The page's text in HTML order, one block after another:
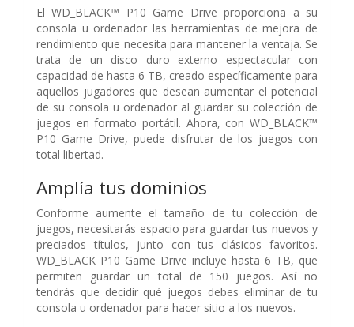
El WD_BLACK™ P10 Game Drive proporciona a su
consola u ordenador las herramientas de mejora de
rendimiento que necesita para mantener la ventaja. Se
trata de un disco duro externo espectacular con
capacidad de hasta 6 TB, creado específicamente para
aquellos jugadores que desean aumentar el potencial
de su consola u ordenador al guardar su colección de
juegos en formato portátil. Ahora, con WD_BLACK™
P10 Game Drive, puede disfrutar de los juegos con
total libertad.
Amplía tus dominios
Conforme aumente el tamaño de tu colección de
juegos, necesitarás espacio para guardar tus nuevos y
preciados títulos, junto con tus clásicos favoritos.
WD_BLACK P10 Game Drive incluye hasta 6 TB, que
permiten guardar un total de 150 juegos. Así no
tendrás que decidir qué juegos debes eliminar de tu
consola u ordenador para hacer sitio a los nuevos.